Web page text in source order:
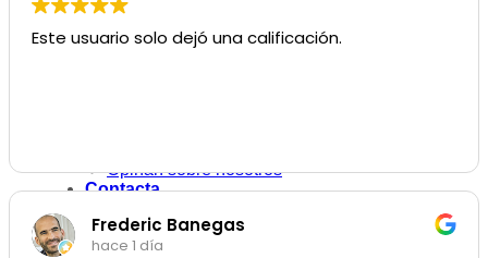
Nivel 3: Perfeccionamiento
Esquimotaje
Curso iniciación Stand Up Paddle
Opinan sobre nosotros
Contacta
Este usuario solo dejó una calificación.
Frederic Banegas
hace 1 día